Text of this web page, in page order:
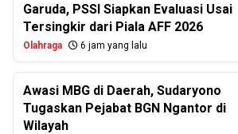
Garuda, PSSI Siapkan Evaluasi Usai
Tersingkir dari Piala AFF 2026
Olahraga 6 jam yang lalu
Awasi MBG di Daerah, Sudaryono
Tugaskan Pejabat BGN Ngantor di
Wilayah